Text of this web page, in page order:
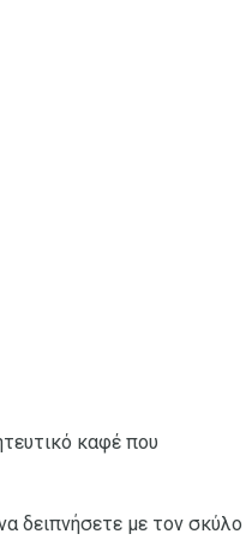
καφέ που
δειπνήσετε με τον σκύλο